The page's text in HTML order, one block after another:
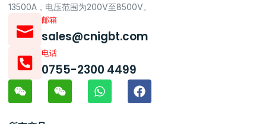
13500A，电压范围为200V至8500V。
邮箱
sales@cnigbt.com
电话
0755-2300 4499